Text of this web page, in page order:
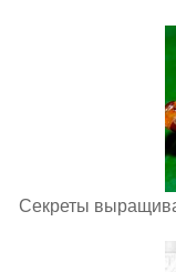
Секреты